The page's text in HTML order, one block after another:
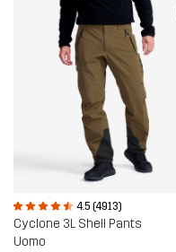
4.5 (4913)
Cyclone 3L Shell Pants
Uomo